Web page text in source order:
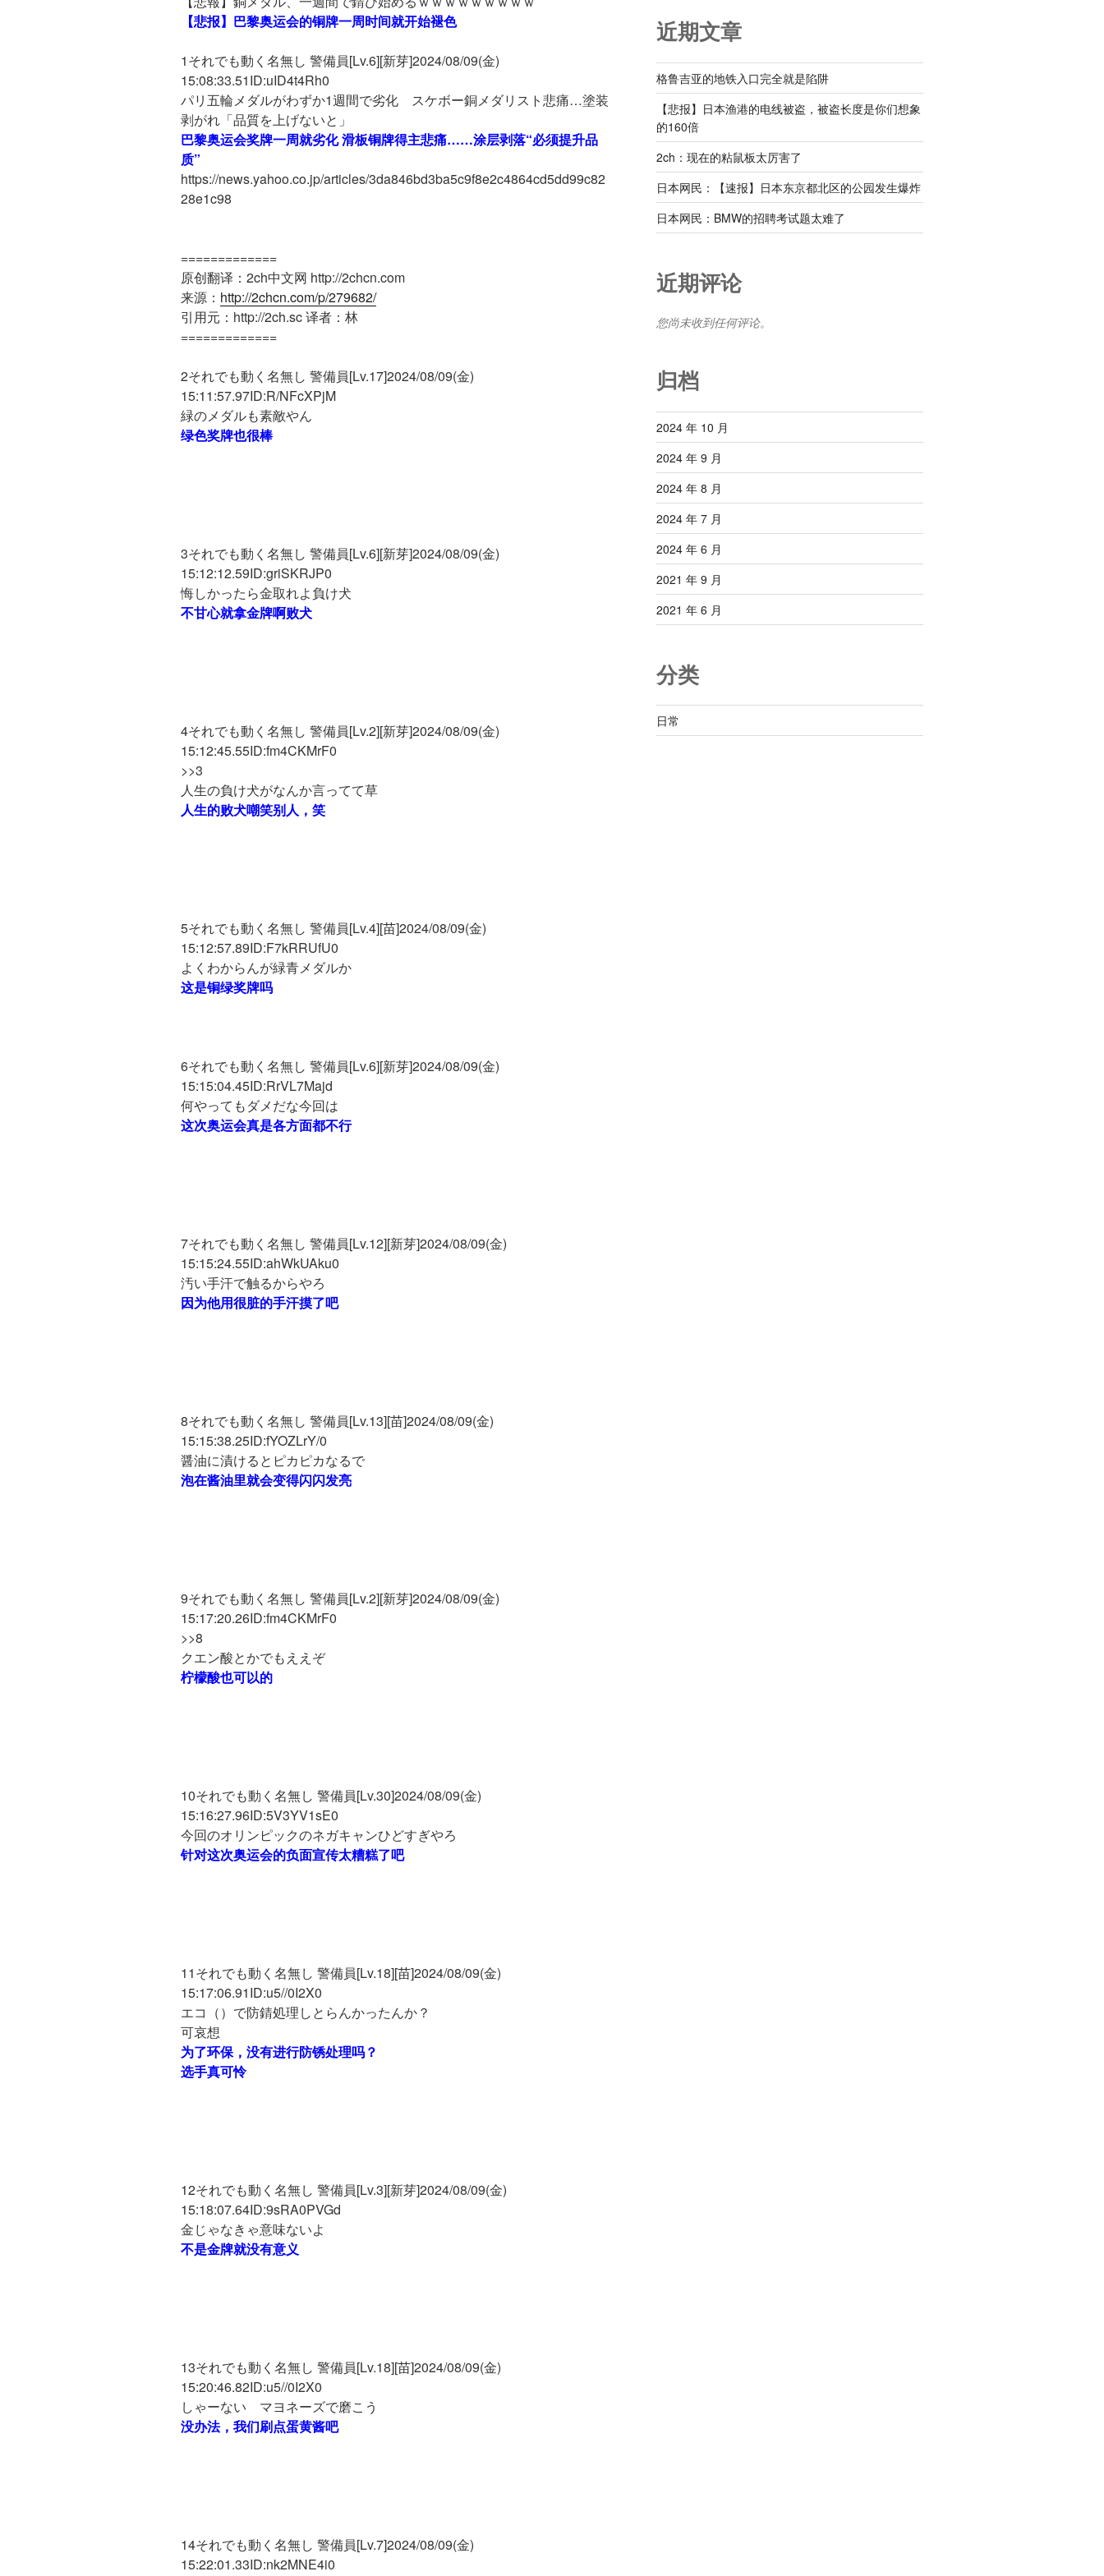
【悲报】巴黎奥运会的铜牌一周时间就开始褪色
1それでも動く名無し 警備員[Lv.6][新芽]2024/08/09(金)
15:08:33.51ID:uID4t4Rh0
パリ五輪メダルがわずか1週間で劣化 スケボー銅メダリスト悲痛…塗装
剥がれ「品質を上げないと」
巴黎奥运会奖牌一周就劣化 滑板铜牌得主悲痛……涂层剥落“必须提升品
质”
https://news.yahoo.co.jp/articles/3da846bd3ba5c9f8e2c4864cd5dd99c82
28e1c98
=============
原创翻译：2ch中文网 http://2chcn.com
来源： http://2chcn.com/p/279682/
引用元：http://2ch.sc 译者：林
=============
2それでも動く名無し 警備員[Lv.17]2024/08/09(金)
15:11:57.97ID:R/NFcXPjM
緑のメダルも素敵やん
绿色奖牌也很棒
3それでも動く名無し 警備員[Lv.6][新芽]2024/08/09(金)
15:12:12.59ID:griSKRJP0
悔しかったら金取れよ負け犬
不甘心就拿金牌啊败犬
4それでも動く名無し 警備員[Lv.2][新芽]2024/08/09(金)
15:12:45.55ID:fm4CKMrF0
>>3
人生の負け犬がなんか言ってて草
人生的败犬嘲笑别人，笑
5それでも動く名無し 警備員[Lv.4][苗]2024/08/09(金)
15:12:57.89ID:F7kRRUfU0
よくわからんが緑青メダルか
这是铜绿奖牌吗
6それでも動く名無し 警備員[Lv.6][新芽]2024/08/09(金)
15:15:04.45ID:RrVL7Majd
何やってもダメだな今回は
这次奥运会真是各方面都不行
7それでも動く名無し 警備員[Lv.12][新芽]2024/08/09(金)
15:15:24.55ID:ahWkUAku0
汚い手汗で触るからやろ
因为他用很脏的手汗摸了吧
8それでも動く名無し 警備員[Lv.13][苗]2024/08/09(金)
15:15:38.25ID:fYOZLrY/0
醤油に漬けるとピカピカなるで
泡在酱油里就会变得闪闪发亮
9それでも動く名無し 警備員[Lv.2][新芽]2024/08/09(金)
15:17:20.26ID:fm4CKMrF0
>>8
クエン酸とかでもええぞ
柠檬酸也可以的
10それでも動く名無し 警備員[Lv.30]2024/08/09(金)
15:16:27.96ID:5V3YV1sE0
今回のオリンピックのネガキャンひどすぎやろ
针对这次奥运会的负面宣传太糟糕了吧
11それでも動く名無し 警備員[Lv.18][苗]2024/08/09(金)
15:17:06.91ID:u5//0I2X0
エコ（）で防錆処理しとらんかったんか？
可哀想
为了环保，没有进行防锈处理吗？
选手真可怜
12それでも動く名無し 警備員[Lv.3][新芽]2024/08/09(金)
15:18:07.64ID:9sRA0PVGd
金じゃなきゃ意味ないよ
不是金牌就没有意义
13それでも動く名無し 警備員[Lv.18][苗]2024/08/09(金)
15:20:46.82ID:u5//0I2X0
しゃーない マヨネーズで磨こう
没办法，我们刷点蛋黄酱吧
14それでも動く名無し 警備員[Lv.7]2024/08/09(金)
15:22:01.33ID:nk2MNE4i0
近期文章
格鲁吉亚的地铁入口完全就是陷阱
【悲报】日本渔港的电线被盗，被盗长度是你们想象
的160倍
2ch：现在的粘鼠板太厉害了
日本网民：【速报】日本东京都北区的公园发生爆炸
日本网民：BMW的招聘考试题太难了
近期评论
您尚未收到任何评论。
归档
2024 年 10 月
2024 年 9 月
2024 年 8 月
2024 年 7 月
2024 年 6 月
2021 年 9 月
2021 年 6 月
分类
日常